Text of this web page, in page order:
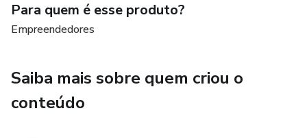
Para quem é esse produto?
Empreendedores
Saiba mais sobre quem criou o
conteúdo